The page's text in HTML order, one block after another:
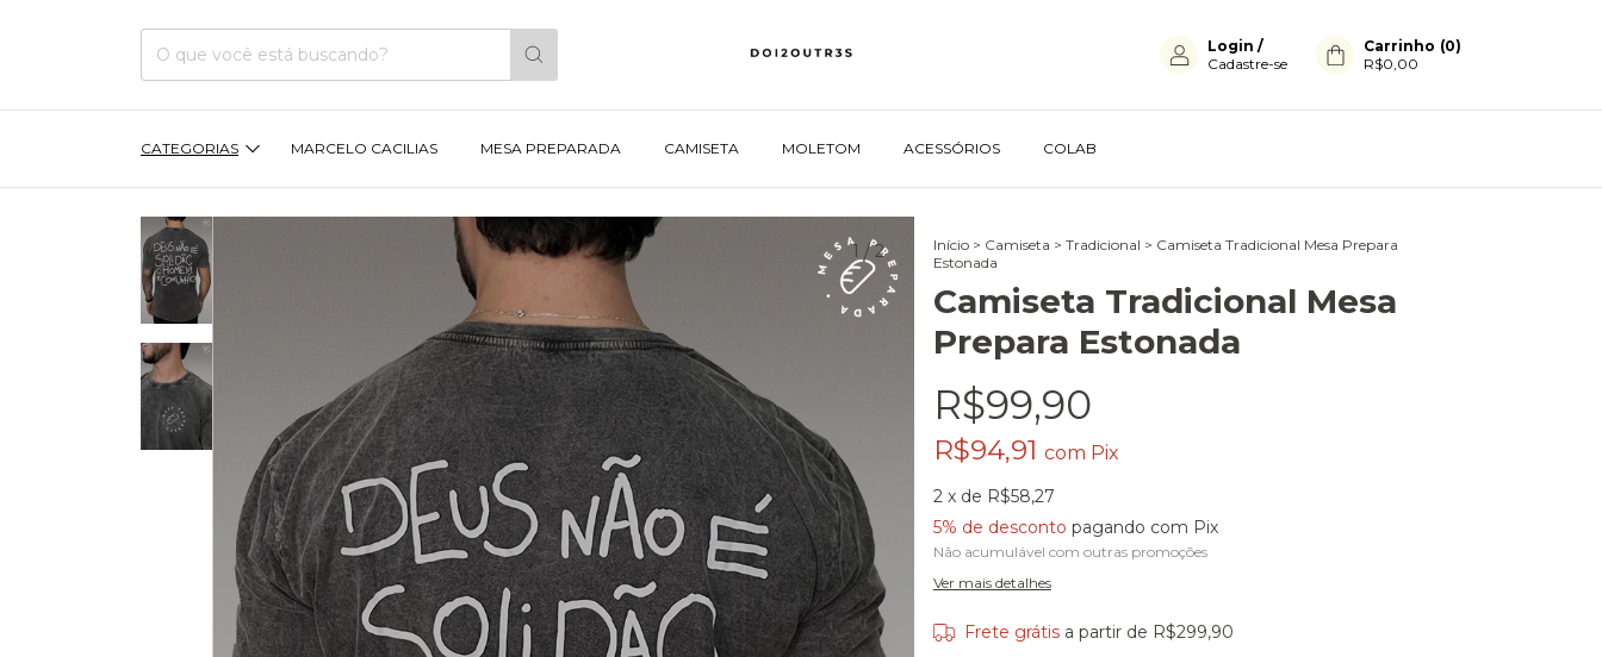
Login /
Cadastre-se
Carrinho (0)
R$0,00
CATEGORIAS MARCELO CACILIAS MESA PREPARADA CAMISETA MOLETOM ACESSÓRIOS COLAB
1 /2 Início > Camiseta > Tradicional > Camiseta Tradicional Mesa Prepara
Estonada
Camiseta Tradicional Mesa
Prepara Estonada
R$99,90
R$94,91 com Pix
2 x de R$58,27
5% de desconto pagando com Pix
Não acumulável com outras promoções
Ver mais detalhes
Frete grátis a partir de R$299,90